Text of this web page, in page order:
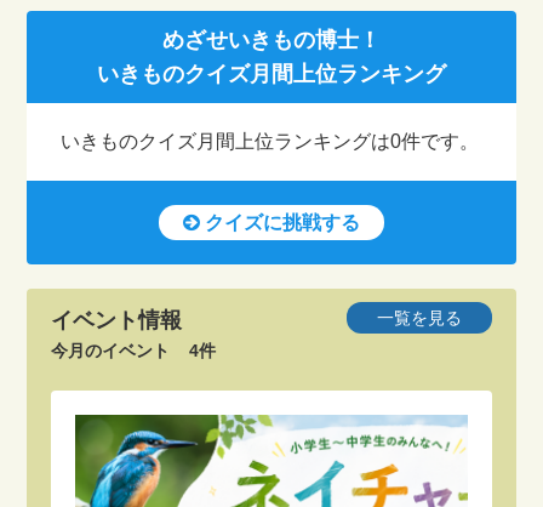
トリスト2021－」を作成しました!
2020.08.07
堺いきもの情報館のInstagramアカウントを開
設しました！
プライバシーポリシー/著作権/リンク/免責事項
三重で増えるツキノワグマの目撃情報 希少種
2026.08.03
（社説）生態系の危機 回復へ責任ある行動を -
水中ドローンで海の生態系を観察 渥美半島で
小中学生ら海洋環境学習 [愛知県] - 朝日新聞
2026.07.24
全国の植物園で相次ぐ希少植物の盗難、絶滅危
惧種も被害に…「保全や研究に影響の恐れ」広
めざせいきもの博士！
いきものクイズ月間上位ランキング
いきものクイズ月間上位ランキングは0件です。
クイズに挑戦する
イベント情報
今月のイベント 4件
一覧を見る